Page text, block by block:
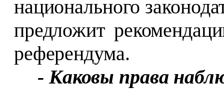
национального
предложит
референдума.
- Каковы права